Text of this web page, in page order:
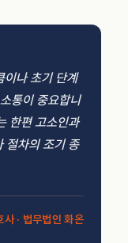
이나 초기 단계
통이 중요합니
한편 고소인과
절차의 조기 종
· 법무법인 화온